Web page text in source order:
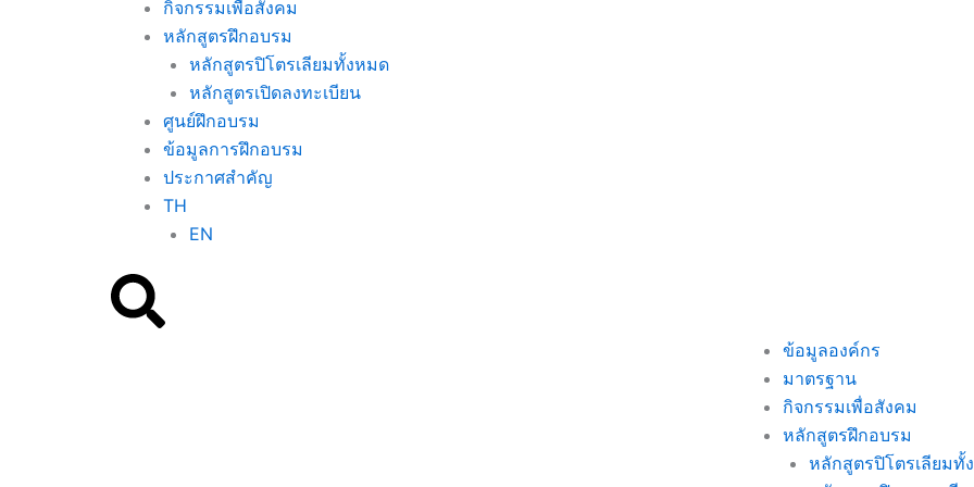
กิจกรรมเพื่อสังคม
หลักสูตรฝึกอบรม
หลักสูตรปิโตรเลียมทั้งหมด
หลักสูตรเปิดลงทะเบียน
ศูนย์ฝึกอบรม
ข้อมูลการฝึกอบรม
ประกาศสำคัญ
TH
EN
ข้อมูลองค์กร
มาตรฐาน
กิจกรรมเพื่อสังคม
หลักสูตรฝึกอบรม
หลักสูตรปิโตรเลียมทั้